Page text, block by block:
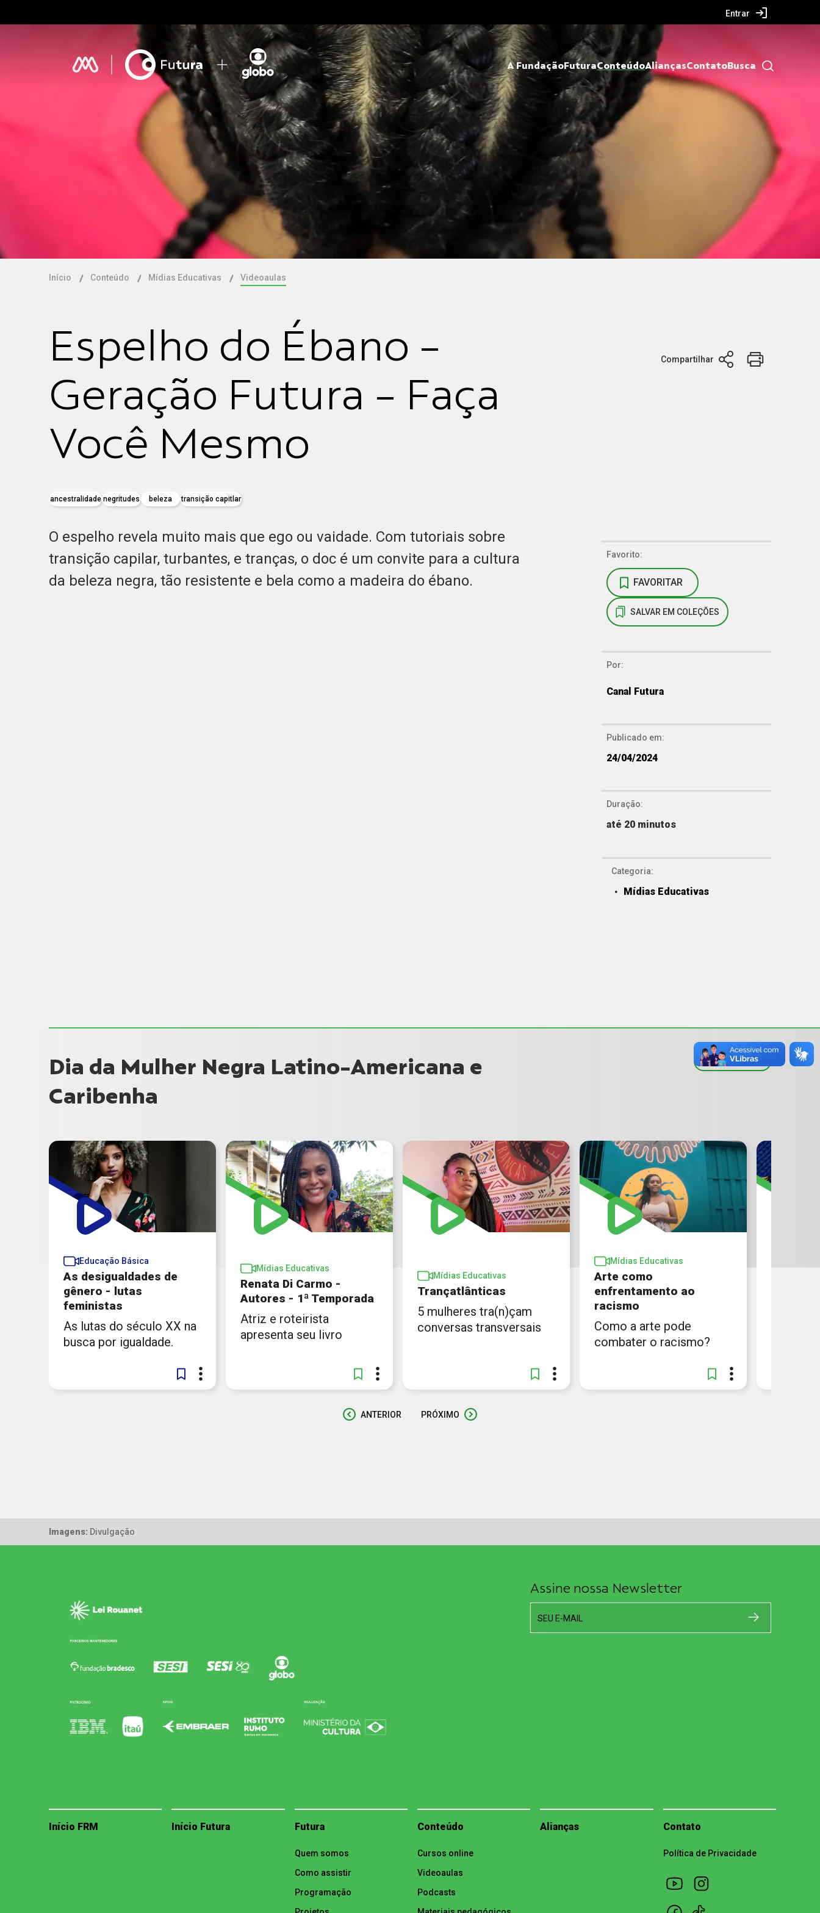
Entrar
A FundaçãoFuturaConteúdoAliançasContatoBusca
Início Conteúdo Mídias Educativas Videoaulas
Espelho do Ébano -
Geração Futura - Faça
Você Mesmo
ancestralidade negritudes beleza transição capitlar
Compartilhar
O espelho revela muito mais que ego ou vaidade. Com tutoriais sobre
transição capilar, turbantes, e tranças, o doc é um convite para a cultura
da beleza negra, tão resistente e bela como a madeira do ébano.
Favorito:
FAVORITAR
SALVAR EM COLEÇÕES
Por:
Canal Futura
Publicado em:
24/04/2024
Duração:
até 20 minutos
Categoria:
Mídias Educativas
Dia da Mulher Negra Latino-Americana e
Caribenha
VER TODOS
Educação Básica
As desigualdades de
gênero - lutas
feministas
As lutas do século XX na
busca por igualdade.
Mídias Educativas
Renata Di Carmo -
Autores - 1ª Temporada
Atriz e roteirista
apresenta seu livro
Mídias Educativas
Trançatlânticas
5 mulheres tra(n)çam
conversas transversais
Mídias Educativas
Arte como
enfrentamento ao
racismo
Como a arte pode
combater o racismo?
ANTERIOR PRÓXIMO
Imagens: Divulgação
Assine nossa Newsletter
SEU E-MAIL
Início FRM Início Futura Futura
Quem somos
Como assistir
Programação
Conteúdo
Cursos online
Videoaulas
Podcasts
Alianças Contato
Política de Privacidade